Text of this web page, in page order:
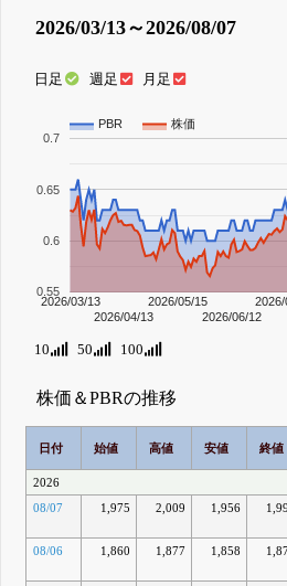
2026/03/13～2026/08/07
日足 週足 月足
PBR 株価
2026/03/13
2026/04/13
2026/05/15
2026/06/12
0.55
0.6
0.65
0.7
10 50 100
株価＆PBRの推移
日付 始値 高値 安値 終値
2026
08/07
1,975 2,009 1,956
08/06 1,860 1,877 1,858